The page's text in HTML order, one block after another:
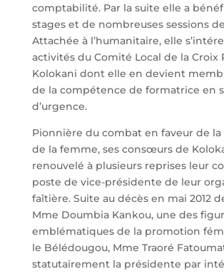
comptabilité. Par la suite elle a
stages et de nombreuses sessions
Attachée à l’humanitaire, elle
activités du Comité Local de la Croix
Kolokani dont elle en devient
de la compétence de formatrice en
d’urgence.
Pionnière du combat en faveur de
de la femme, ses consœurs de
renouvelé à plusieurs reprises leur
poste de vice-présidente de leur
faîtière. Suite au décès en mai 2012
Mme Doumbia Kankou, une des
emblématiques de la promotion
le Bélédougou, Mme Traoré
statutairement la présidente par